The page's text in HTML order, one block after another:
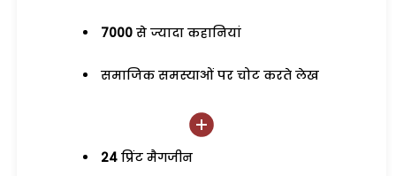
7000 से ज्यादा कहानियां
समाजिक समस्याओं पर चोट करते लेख
24 प्रिंट मैगजीन